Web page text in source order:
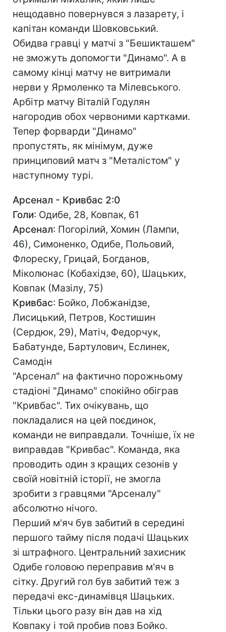
нещодавно повернувся з лазарету, і
капітан команди Шовковський.
Обидва гравці у матчі з "Бешикташем"
не зможуть допомогти "Динамо". А в
самому кінці матчу не витримали
нерви у Ярмоленко та Мілевського.
Арбітр матчу Віталій Годулян
нагородив обох червоними картками.
Тепер форварди "Динамо"
пропустять, як мінімум, дуже
принциповий матч з "Металістом" у
наступному турі.
Арсенал - Кривбас 2:0
Голи: Одибе, 28, Ковпак, 61
Арсенал: Погорілий, Хомин (Лампи,
46), Симоненко, Одибе, Польовий,
Флореску, Грицай, Богданов,
Міколюнас (Кобахідзе, 60), Шацьких,
Ковпак (Мазілу, 75)
Кривбас: Бойко, Лобжанідзе,
Лисицький, Петров, Костишин
(Сердюк, 29), Матіч, Федорчук,
Бабатунде, Бартулович, Еслинек,
Самодін
"Арсенал" на фактично порожньому
стадіоні "Динамо" спокійно обіграв
"Кривбас". Тих очікувань, що
покладалися на цей поєдинок,
команди не виправдали. Точніше, їх не
виправдав "Кривбас". Команда, яка
проводить один з кращих сезонів у
своїй новітній історії, не змогла
зробити з гравцями "Арсеналу"
абсолютно нічого.
Перший м'яч був забитий в середині
першого тайму після подачі Шацьких
зі штрафного. Центральний захисник
Одибе головою переправив м'яч в
сітку. Другий гол був забитий теж з
передачі екс-динамівця Шацьких.
Тільки цього разу він дав на хід
Ковпаку і той пробив повз Бойко.